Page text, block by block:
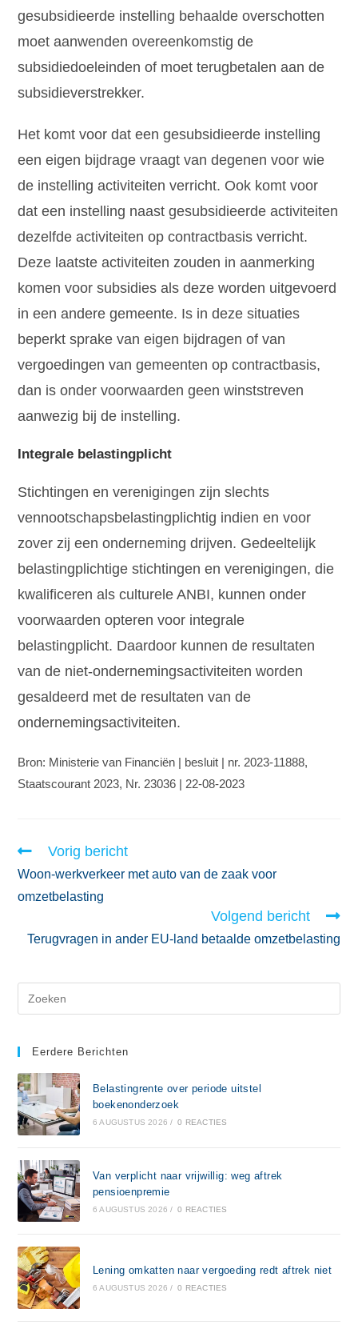
gesubsidieerde instelling behaalde overschotten
moet aanwenden overeenkomstig de
subsidiedoeleinden of moet terugbetalen aan de
subsidieverstrekker.
Het komt voor dat een gesubsidieerde instelling
een eigen bijdrage vraagt van degenen voor wie
de instelling activiteiten verricht. Ook komt voor
dat een instelling naast gesubsidieerde activiteiten
dezelfde activiteiten op contractbasis verricht.
Deze laatste activiteiten zouden in aanmerking
komen voor subsidies als deze worden uitgevoerd
in een andere gemeente. Is in deze situaties
beperkt sprake van eigen bijdragen of van
vergoedingen van gemeenten op contractbasis,
dan is onder voorwaarden geen winststreven
aanwezig bij de instelling.
Integrale belastingplicht
Stichtingen en verenigingen zijn slechts
vennootschapsbelastingplichtig indien en voor
zover zij een onderneming drijven. Gedeeltelijk
belastingplichtige stichtingen en verenigingen, die
kwalificeren als culturele ANBI, kunnen onder
voorwaarden opteren voor integrale
belastingplicht. Daardoor kunnen de resultaten
van de niet-ondernemingsactiviteiten worden
gesaldeerd met de resultaten van de
ondernemingsactiviteiten.
Bron: Ministerie van Financiën | besluit | nr. 2023-11888,
Staatscourant 2023, Nr. 23036 | 22-08-2023
Vorig bericht
Woon-werkverkeer met auto van de zaak voor
omzetbelasting
Volgend bericht
Terugvragen in ander EU-land betaalde omzetbelasting
Eerdere Berichten
Belastingrente over periode uitstel
boekenonderzoek
6 AUGUSTUS 2026 / 0 REACTIES
Van verplicht naar vrijwillig: weg aftrek
pensioenpremie
6 AUGUSTUS 2026 / 0 REACTIES
Lening omkatten naar vergoeding redt aftrek niet
6 AUGUSTUS 2026 / 0 REACTIES